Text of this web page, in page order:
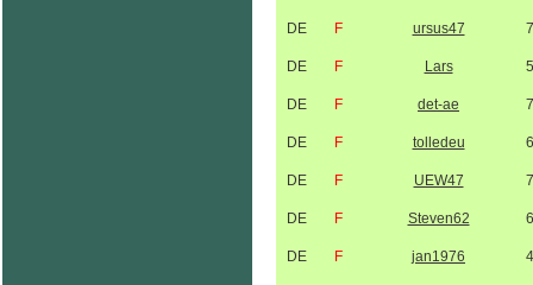
DE F ursus47
DE F Lars
DE F det-ae
DE F tolledeu
DE F UEW47
DE F Steven62
DE F jan1976